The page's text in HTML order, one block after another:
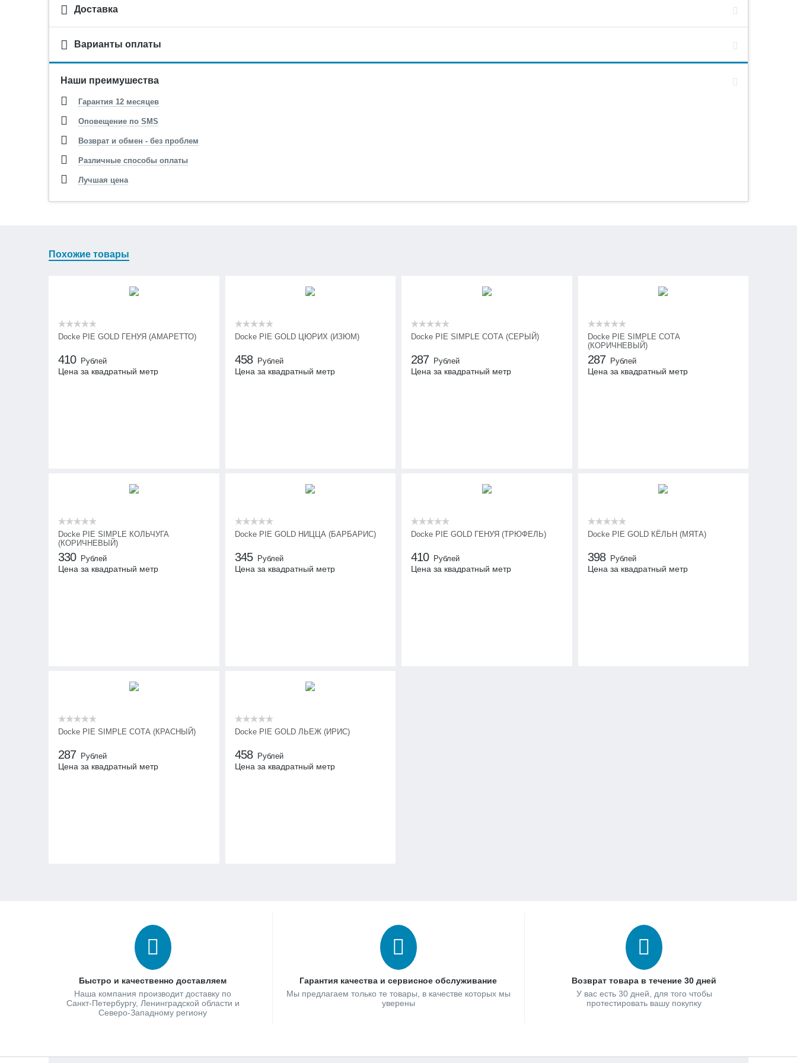
Доставка
Варианты оплаты
Наши преимушества
Гарантия 12 месяцев
Оповещение по SMS
Возврат и обмен - без проблем
Различные способы оплаты
Лучшая цена
Похожие товары
Docke PIE GOLD ГЕНУЯ (АМАРЕТТО)
410 Рублей
Цена за квадратный метр
Docke PIE GOLD ЦЮРИХ (ИЗЮМ)
458 Рублей
Цена за квадратный метр
Docke PIE SIMPLE СОТА (СЕРЫЙ)
287 Рублей
Цена за квадратный метр
Docke PIE SIMPLE СОТА
(КОРИЧНЕВЫЙ)
287 Рублей
Цена за квадратный метр
Docke PIE SIMPLE КОЛЬЧУГА
(КОРИЧНЕВЫЙ)
330 Рублей
Цена за квадратный метр
Docke PIE GOLD НИЦЦА (БАРБАРИС)
345 Рублей
Цена за квадратный метр
Docke PIE GOLD ГЕНУЯ (ТРЮФЕЛЬ)
410 Рублей
Цена за квадратный метр
Docke PIE GOLD КЁЛЬН (МЯТА)
398 Рублей
Цена за квадратный метр
Docke PIE SIMPLE СОТА (КРАСНЫЙ)
287 Рублей
Цена за квадратный метр
Docke PIE GOLD ЛЬЕЖ (ИРИС)
458 Рублей
Цена за квадратный метр
Быстро и качественно доставляем
Наша компания производит доставку по
Санкт-Петербургу, Ленинградской области и
Северо-Западному региону
Гарантия качества и сервисное обслуживание
Мы предлагаем только те товары, в качестве которых мы
уверены
Возврат товара в течение 30 дней
У вас есть 30 дней, для того чтобы
протестировать вашу покупку